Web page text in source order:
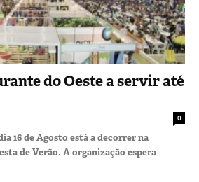
do Oeste a servir até
0
16 de Agosto está a decorrer na
de Verão. A organização espera